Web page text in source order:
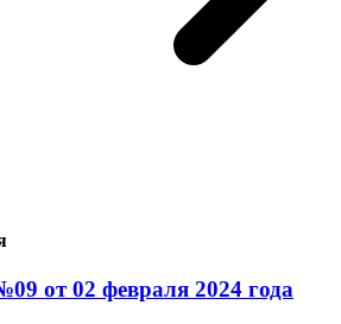
от 02 февраля 2024 года